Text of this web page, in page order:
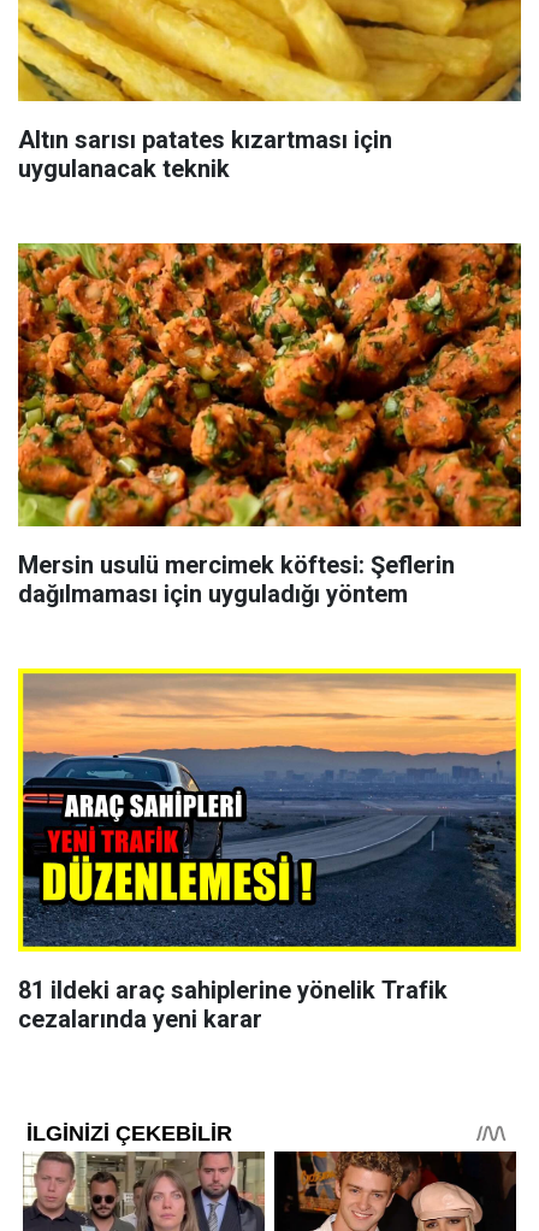
Altın sarısı patates kızartması için
uygulanacak teknik
Mersin usulü mercimek köftesi: Şeflerin
dağılmaması için uyguladığı yöntem
81 ildeki araç sahiplerine yönelik Trafik
cezalarında yeni karar